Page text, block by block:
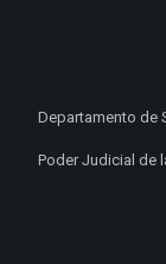
Departamento de
Poder Judicial de